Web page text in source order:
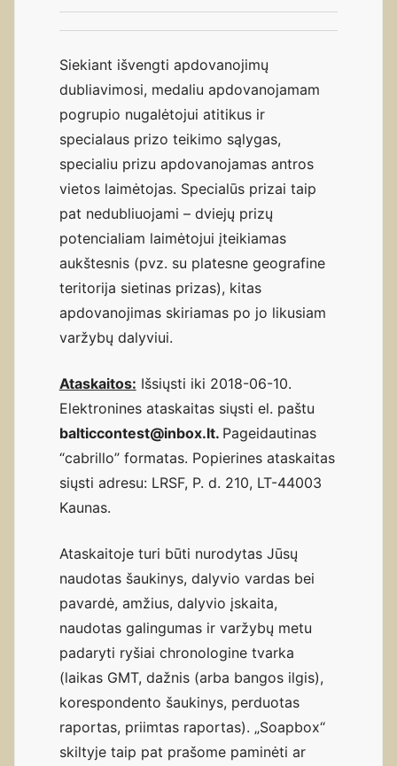
Siekiant išvengti apdovanojimų
dubliavimosi, medaliu apdovanojamam
pogrupio nugalėtojui atitikus ir
specialaus prizo teikimo sąlygas,
specialiu prizu apdovanojamas antros
vietos laimėtojas. Specialūs prizai taip
pat nedubliuojami – dviejų prizų
potencialiam laimėtojui įteikiamas
aukštesnis (pvz. su platesne geografine
teritorija sietinas prizas), kitas
apdovanojimas skiriamas po jo likusiam
varžybų dalyviui.
Ataskaitos: Išsiųsti iki 2018-06-10.
Elektronines ataskaitas siųsti el. paštu
balticcontest@inbox.lt. Pageidautinas
“cabrillo” formatas. Popierines ataskaitas
siųsti adresu: LRSF, P. d. 210, LT-44003
Kaunas.
Ataskaitoje turi būti nurodytas Jūsų
naudotas šaukinys, dalyvio vardas bei
pavardė, amžius, dalyvio įskaita,
naudotas galingumas ir varžybų metu
padaryti ryšiai chronologine tvarka
(laikas GMT, dažnis (arba bangos ilgis),
korespondento šaukinys, perduotas
raportas, priimtas raportas). „Soapbox“
skiltyje taip pat prašome paminėti ar